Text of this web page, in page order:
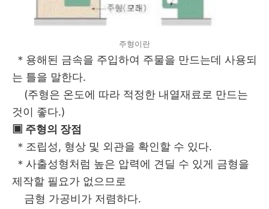
주형이란
＊용해된 금속을 주입하여 주물을 만드는데 사용되
는 틀을 말한다.
(주형은 온도에 따라 적정한 내열재료로 만드는
것이 좋다.)
▣ 주형의 장점
＊조립성, 형상 및 외관을 확인할 수 있다.
＊사출성형처럼 높은 압력에 견딜 수 있게 금형을
제작할 필요가 없으므로
금형 가공비가 저렴하다.